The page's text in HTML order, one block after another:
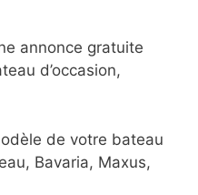
annonce gratuite
d’occasion,
de votre bateau
Bavaria, Maxus,